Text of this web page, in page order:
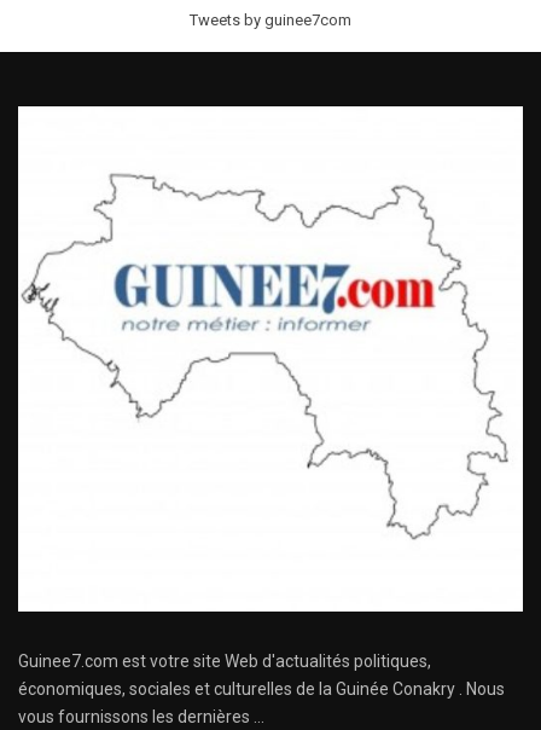
Tweets by guinee7com
Guinee7.com est votre site Web d'actualités politiques,
économiques, sociales et culturelles de la Guinée Conakry . Nous
vous fournissons les dernières ...